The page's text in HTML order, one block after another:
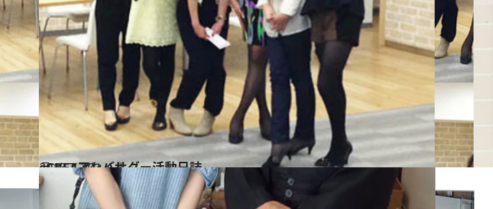
2013.7.30
eCREAアンバサダー活動日誌
ライフスタイル